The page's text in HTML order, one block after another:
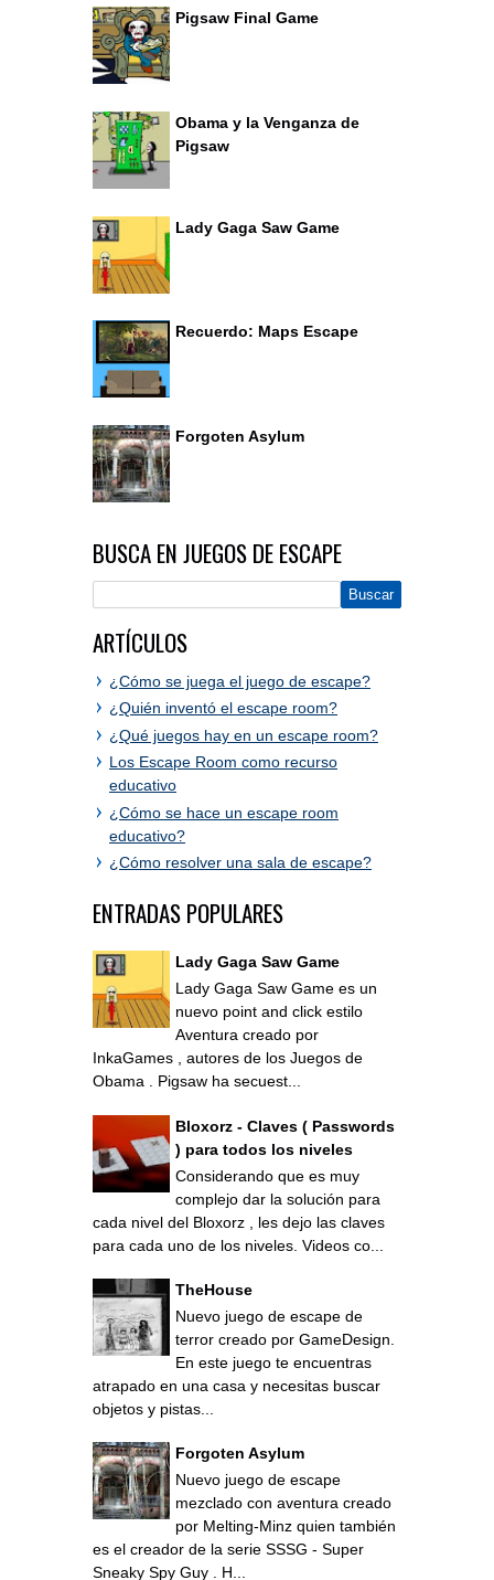
Pigsaw Final Game
Obama y la Venganza de
Pigsaw
Lady Gaga Saw Game
Recuerdo: Maps Escape
Forgoten Asylum
BUSCA EN JUEGOS DE ESCAPE
ARTÍCULOS
¿Cómo se juega el juego de escape?
¿Quién inventó el escape room?
¿Qué juegos hay en un escape room?
Los Escape Room como recurso
educativo
¿Cómo se hace un escape room
educativo?
¿Cómo resolver una sala de escape?
ENTRADAS POPULARES
Lady Gaga Saw Game
Lady Gaga Saw Game es un
nuevo point and click estilo
Aventura creado por
InkaGames , autores de los Juegos de
Obama . Pigsaw ha secuest...
Bloxorz - Claves ( Passwords
) para todos los niveles
Considerando que es muy
complejo dar la solución para
cada nivel del Bloxorz , les dejo las claves
para cada uno de los niveles. Videos co...
TheHouse
Nuevo juego de escape de
terror creado por GameDesign.
En este juego te encuentras
atrapado en una casa y necesitas buscar
objetos y pistas...
Forgoten Asylum
Nuevo juego de escape
mezclado con aventura creado
por Melting-Minz quien también
es el creador de la serie SSSG - Super
Sneaky Spy Guy . H...